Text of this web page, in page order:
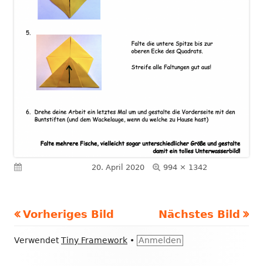
20. April 2020 Volle
994 × 1342
Vorheriges Bild Nächstes Bild
Footer
VerwendetTiny Framework • Anmelden